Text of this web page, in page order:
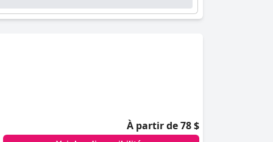
À partir de 78 $